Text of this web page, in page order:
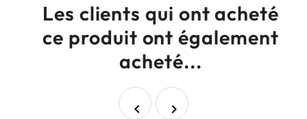
Les clients qui ont acheté
ce produit ont également
acheté...
 